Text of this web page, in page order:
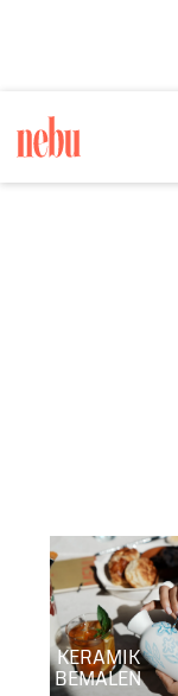
ZÜRICHS
KERAMIK
BEMALEN